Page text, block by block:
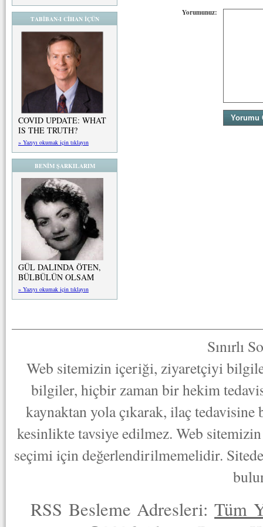
TABİBAN-I CİHAN İÇÜN
COVID UPDATE: WHAT
IS THE TRUTH?
» Yazıyı okumak için tıklayın
BENİM ŞARKILARIM
GÜL DALINDA ÖTEN,
BÜLBÜLÜN OLSAM
» Yazıyı okumak için tıklayın
Yorumunuz:
Sınırlı
Web sitemizin içeriği, ziyaretçiyi
bilgiler, hiçbir zaman bir hekim
kaynaktan yola çıkarak, ilaç
kesinlikte tavsiye edilmez. Web
seçimi için değerlendirilmemelidir.
RSS Besleme Adresleri:Tüm